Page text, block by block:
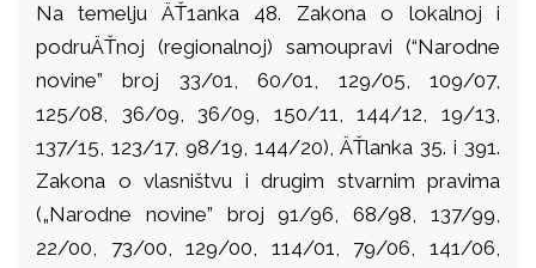
Na temelju ÄŤ1anka 48. Zakona o lokalnoj i
podruÄŤnoj (regionalnoj) samoupravi (“Narodne
novine” broj 33/01, 60/01, 129/05, 109/07,
125/08, 36/09, 36/09, 150/11, 144/12, 19/13,
137/15, 123/17, 98/19, 144/20), ÄŤlanka 35. i 391.
Zakona o vlasništvu i drugim stvarnim pravima
(„Narodne novine” broj 91/96, 68/98, 137/99,
22/00, 73/00, 129/00, 114/01, 79/06, 141/06,